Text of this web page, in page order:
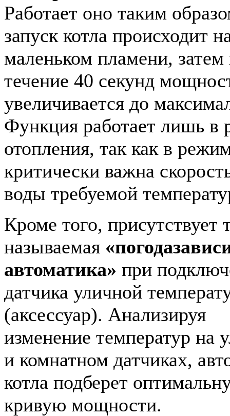
Работает оно таким
запуск котла происходит
маленьком пламени, затем
течение 40 секунд
увеличивается до
Функция работает лишь в
отопления, так как в
критически важна
воды требуемой
Кроме того, присутствует
называемая
автоматика» при
датчика уличной
(аксессуар). Анализируя
изменение температур на
и комнатном датчиках,
котла подберет
кривую мощности.